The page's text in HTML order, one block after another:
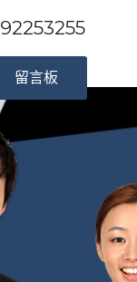
留言板